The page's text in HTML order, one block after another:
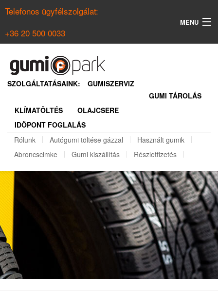
Telefonos ügyfélszolgálat:
+36 20 500 0033
MENU
NYÁRI GUMI KERESŐ
REGISZTRÁCIÓ
SZOLGÁLTATÁSAINK:
GUMISZERVIZ
GUMI TÁROLÁS
KLÍMATÖLTÉS
OLAJCSERE
IDŐPONT FOGLALÁS
Rólunk
Autógumi töltése gázzal
Használt gumik
Abroncscimke
Gumi kiszállítás Részletfizetés